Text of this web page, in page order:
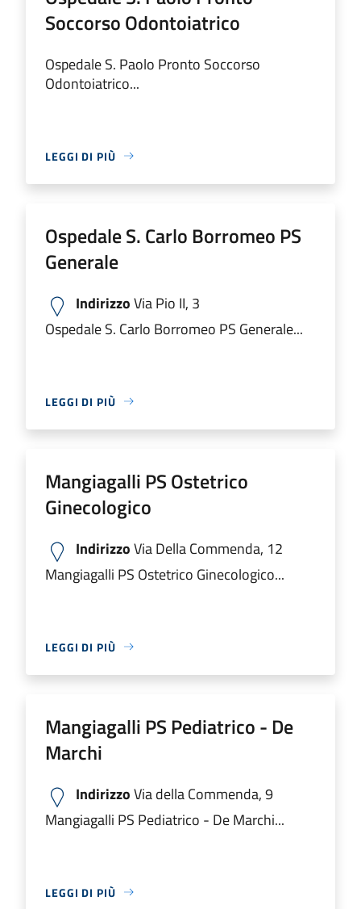
Soccorso Odontoiatrico
Ospedale S. Paolo Pronto Soccorso
Odontoiatrico...
LEGGI DI PIÙ
Ospedale S. Carlo Borromeo PS
Generale
IndirizzoVia Pio II, 3
Ospedale S. Carlo Borromeo PS Generale...
LEGGI DI PIÙ
Mangiagalli PS Ostetrico
Ginecologico
IndirizzoVia Della Commenda, 12
Mangiagalli PS Ostetrico Ginecologico...
LEGGI DI PIÙ
Mangiagalli PS Pediatrico - De
Marchi
IndirizzoVia della Commenda, 9
Mangiagalli PS Pediatrico - De Marchi...
LEGGI DI PIÙ